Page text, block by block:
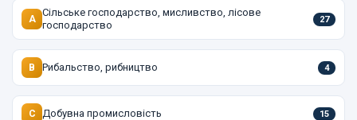
A
Сільське господарство, мисливство, лісове
господарство
27
B Рибальство, рибництво 4
C Добувна промисловість 15